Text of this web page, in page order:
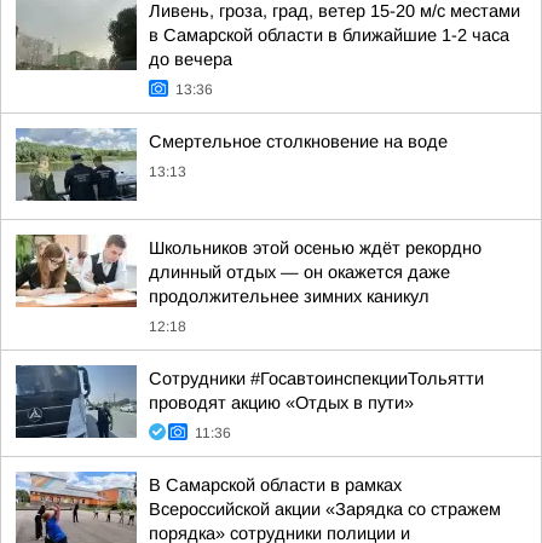
Ливень, гроза, град, ветер 15-20 м/с местами
в Самарской области в ближайшие 1-2 часа
до вечера
13:36
Смертельное столкновение на воде
13:13
Школьников этой осенью ждёт рекордно
длинный отдых — он окажется даже
продолжительнее зимних каникул
12:18
Сотрудники #ГосавтоинспекцииТольятти
проводят акцию «Отдых в пути»
11:36
В Самарской области в рамках
Всероссийской акции «Зарядка со стражем
порядка» сотрудники полиции и